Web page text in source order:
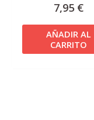
7,95 €
AÑADIR AL
CARRITO